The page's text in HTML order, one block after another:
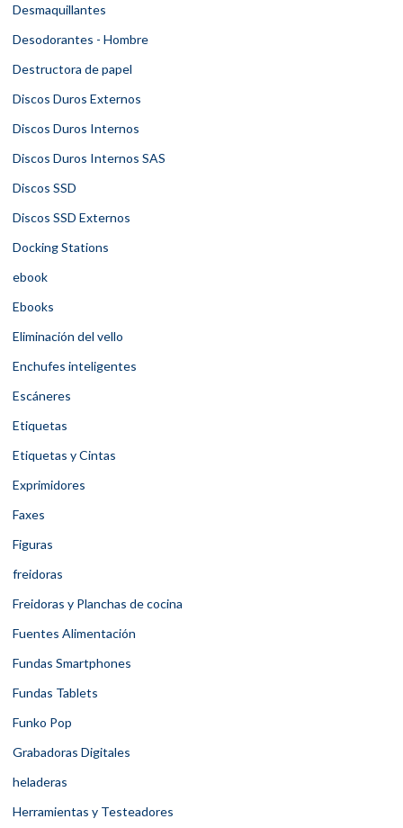
Desmaquillantes
Desodorantes - Hombre
Destructora de papel
Discos Duros Externos
Discos Duros Internos
Discos Duros Internos SAS
Discos SSD
Discos SSD Externos
Docking Stations
ebook
Ebooks
Eliminación del vello
Enchufes inteligentes
Escáneres
Etiquetas
Etiquetas y Cintas
Exprimidores
Faxes
Figuras
freidoras
Freidoras y Planchas de cocina
Fuentes Alimentación
Fundas Smartphones
Fundas Tablets
Funko Pop
Grabadoras Digitales
heladeras
Herramientas y Testeadores